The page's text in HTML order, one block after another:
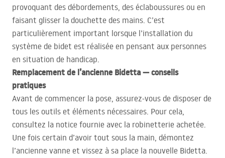
provoquant des débordements, des éclaboussures ou en
faisant glisser la douchette des mains. C’est
particulièrement important lorsque l’installation du
système de bidet est réalisée en pensant aux personnes
en situation de handicap.
Remplacement de l’ancienne Bidetta — conseils
pratiques
Avant de commencer la pose, assurez-vous de disposer de
tous les outils et éléments nécessaires. Pour cela,
consultez la notice fournie avec la robinetterie achetée.
Une fois certain d’avoir tout sous la main, démontez
l’ancienne vanne et vissez à sa place la nouvelle Bidetta.